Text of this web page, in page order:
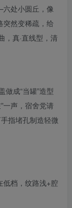
处小圆丘，像
突然变稀疏，给
，真·直线型，清
做成“当罐”造型
声，宿舍党请
指堵孔制造轻微
低档，纹路浅+腔